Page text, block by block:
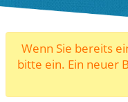
Wenn Sie bereits
bitte ein. Ein neuer